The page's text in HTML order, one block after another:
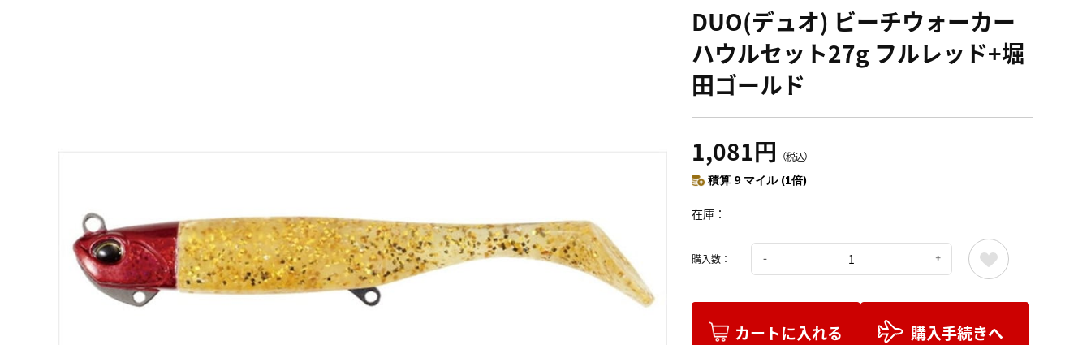
DUO(デュオ) ビーチウォーカー
ハウルセット27g フルレッド+堀
田ゴールド
1,081円 （税込）
積算 9 マイル (1倍)
在庫
購入数：
カートに入れる 購入手続きへ